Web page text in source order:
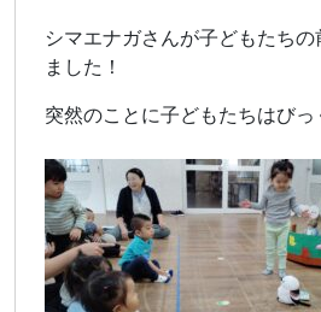
シマエナガさんが子どもたち
ました！
突然のことに子どもたちはびっ